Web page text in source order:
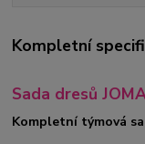
Kompletní
Sada dresů
Kompletní týmová